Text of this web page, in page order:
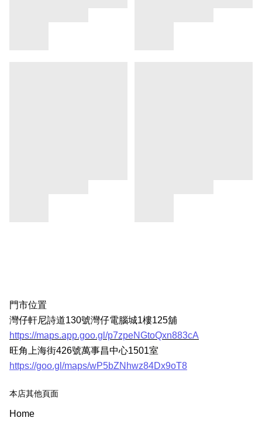
門市位置
灣仔軒尼詩道130號灣仔電腦城1樓125舖
https://maps.app.goo.gl/p7zpeNGtoQxn883cA
旺角上海街426號萬事昌中心1501室
https://goo.gl/maps/wP5bZNhwz84Dx9oT8
本店其他頁面
Home